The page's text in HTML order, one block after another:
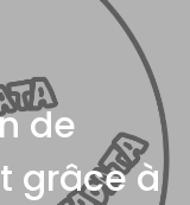
de
grâce à